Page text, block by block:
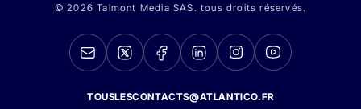
© 2026 Talmont Media SAS. tous droits réservés.
TOUSLESCONTACTS@ATLANTICO.FR